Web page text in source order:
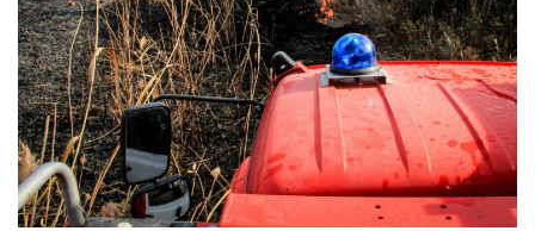
СПЕЦПРОЕКТЫ
СПОРТ
Чек-лист
РАЗВЛЕЧЕНИЯ